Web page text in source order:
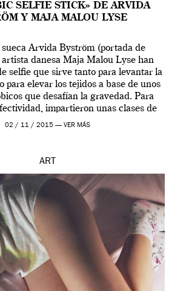
SELFIE STICK» DE ARVIDA
Y MAJA MALOU LYSE
Arvida Byström (portada de
danesa Maja Malou Lyse han
selfie que sirve tanto para levantar la
para elevar los tejidos a base de unos
que desafían la gravedad. Para
impartieron unas clases de
prueba en el Tate […]
02 / 11 / 2015 — VER MÁS
ART